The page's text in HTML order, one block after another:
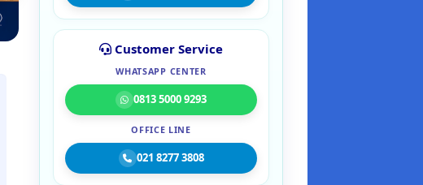
Customer Service
WHATSAPP CENTER
0813 5000 9293
OFFICE LINE
021 8277 3808